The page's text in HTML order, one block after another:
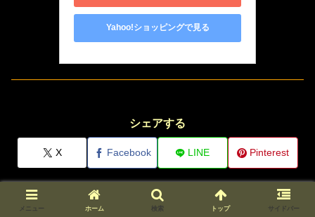
Yahoo!ショッピングで見る
シェアする
X Facebook LINE Pinterest
メニュー ホーム 検索 トップ サイドバー